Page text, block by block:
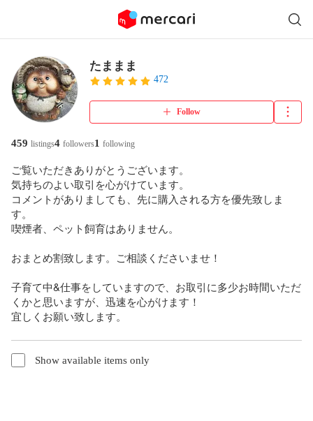
たままま
472
Follow
459 listings4 followers1 following
ご覧いただきありがとうございます。
気持ちのよい取引を心がけています。
コメントがありましても、先に購入される方を優先致しま
す。
喫煙者、ペット飼育はありません。
おまとめ割致します。ご相談くださいませ！
子育て中&仕事をしていますので、お取引に多少お時間いただ
くかと思いますが、迅速を心がけます！
宜しくお願い致します。
Show available items only